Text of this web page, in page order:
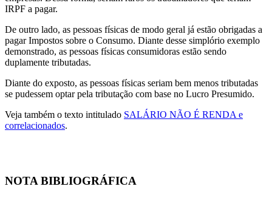
IRPF a pagar.
De outro lado, as pessoas físicas de modo geral já estão obrigadas a
pagar Impostos sobre o Consumo. Diante desse simplório exemplo
demonstrado, as pessoas físicas consumidoras estão sendo
duplamente tributadas.
Diante do exposto, as pessoas físicas seriam bem menos tributadas
se pudessem optar pela tributação com base no Lucro Presumido.
Veja também o texto intitulado SALÁRIO NÃO É RENDA e
correlacionados.
NOTA BIBLIOGRÁFICA